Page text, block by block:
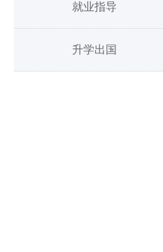
就业指导
升学出国